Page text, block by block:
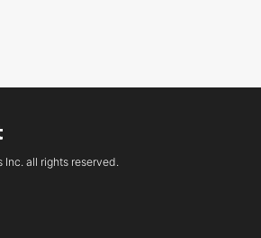
Inc. all rights reserved.